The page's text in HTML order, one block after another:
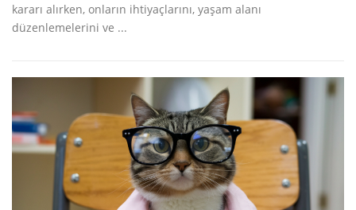
kararı alırken, onların ihtiyaçlarını, yaşam alanı
düzenlemelerini ve ...